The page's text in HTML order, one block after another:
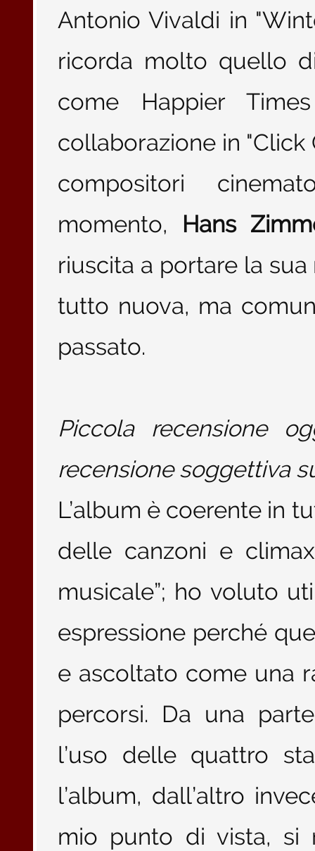
Antonio Vivaldi in
ricorda molto quello
come Happier
collaborazione in
compositori
momento, Hans
riuscita a portare la
tutto nuova, ma
passato.
Piccola recensione
recensione soggettiva
L’album è coerente in
delle canzoni e
musicale”; ho voluto
espressione perché
e ascoltato come una
percorsi. Da una
l’uso delle quattro
l’album, dall’altro
mio punto di vista, si